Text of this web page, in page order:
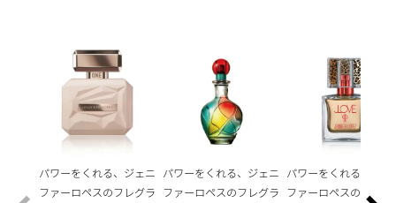
パワーをくれる、ジェニ
ファーロペスのフレグラ
パワーをくれる、ジェニ
ファーロペスのフレグラ
パワーをくれる、ジェ
ファーロペスのフレグ